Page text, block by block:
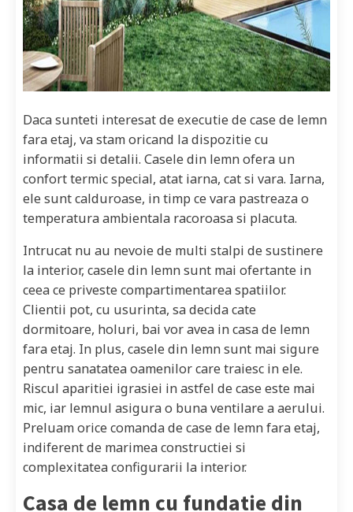
Daca sunteti interesat de executie de case de lemn
fara etaj, va stam oricand la dispozitie cu
informatii si detalii. Casele din lemn ofera un
confort termic special, atat iarna, cat si vara. Iarna,
ele sunt calduroase, in timp ce vara pastreaza o
temperatura ambientala racoroasa si placuta.
Intrucat nu au nevoie de multi stalpi de sustinere
la interior, casele din lemn sunt mai ofertante in
ceea ce priveste compartimentarea spatiilor.
Clientii pot, cu usurinta, sa decida cate
dormitoare, holuri, bai vor avea in casa de lemn
fara etaj. In plus, casele din lemn sunt mai sigure
pentru sanatatea oamenilor care traiesc in ele.
Riscul aparitiei igrasiei in astfel de case este mai
mic, iar lemnul asigura o buna ventilare a aerului.
Preluam orice comanda de case de lemn fara etaj,
indiferent de marimea constructiei si
complexitatea configurarii la interior.
Casa de lemn cu fundatie din